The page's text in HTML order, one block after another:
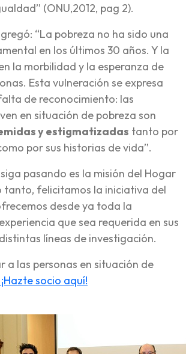
(ONU,2012, pag 2).
“La pobreza no ha sido una
en los últimos 30 años. Y la
la morbilidad y la esperanza de
Esta vulneración se expresa
de reconocimiento: las
en situación de pobreza son
y estigmatizadas tanto por
por sus historias de vida”.
pasando es la misión del Hogar
tanto, felicitamos la iniciativa del
desde ya toda la
que sea requerida en sus
líneas de investigación.
a las personas en situación de
¡Hazte socio aquí!